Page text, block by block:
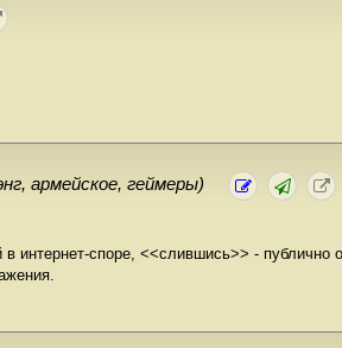
армейское, геймеры)
интернет-споре, <<слившись>> - публично